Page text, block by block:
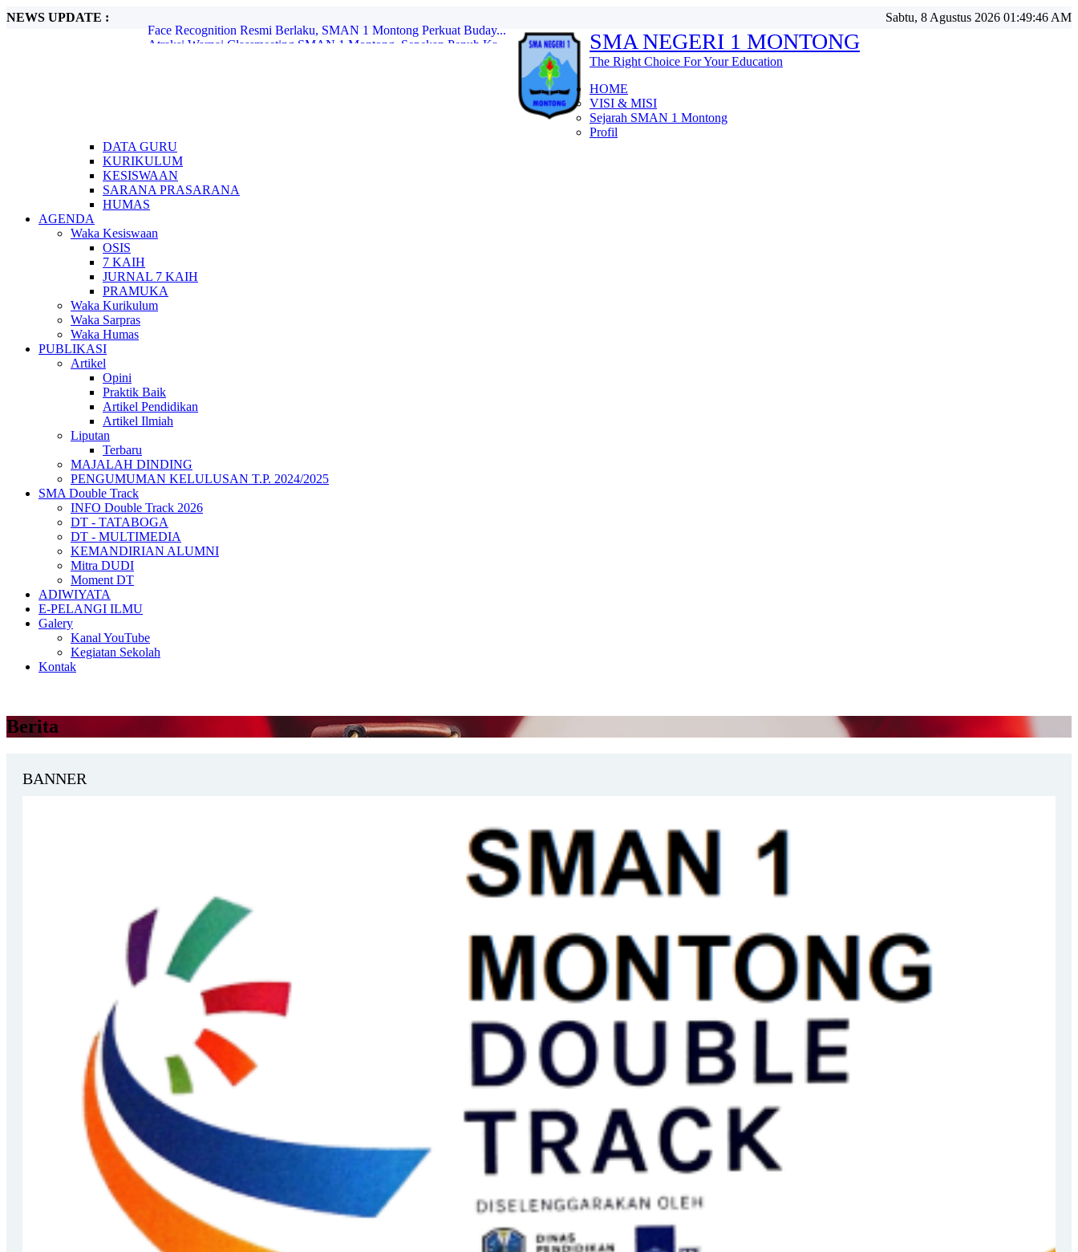
NEWS UPDATE :
Atraksi Warnai Classmeeting SMAN 1 Montong, Sepekan Penuh Kr...
Kembara 2026 Perkemahan Akhir Tahun dan Pelantikan Penegak B...
SMAN 1 Montong Satukan Komitmen Tingkatkan Mutu Pendidikan L...
Face Recognition Resmi Berlaku, SMAN 1 Montong Perkuat Buday...
Sabtu, 8 Agustus 2026 01:49:48 AM
SMA NEGERI 1 MONTONG
The Right Choice For Your Education
HOME
VISI & MISI
Sejarah SMAN 1 Montong
Profil
DATA GURU
KURIKULUM
KESISWAAN
SARANA PRASARANA
HUMAS
AGENDA
Waka Kesiswaan
OSIS
7 KAIH
JURNAL 7 KAIH
PRAMUKA
Waka Kurikulum
Waka Sarpras
Waka Humas
PUBLIKASI
Artikel
Opini
Praktik Baik
Artikel Pendidikan
Artikel Ilmiah
Liputan
Terbaru
MAJALAH DINDING
PENGUMUMAN KELULUSAN T.P. 2024/2025
SMA Double Track
INFO Double Track 2026
DT - TATABOGA
DT - MULTIMEDIA
KEMANDIRIAN ALUMNI
Mitra DUDI
Moment DT
ADIWIYATA
E-PELANGI ILMU
Galery
Kanal YouTube
Kegiatan Sekolah
Kontak
Berita
BANNER